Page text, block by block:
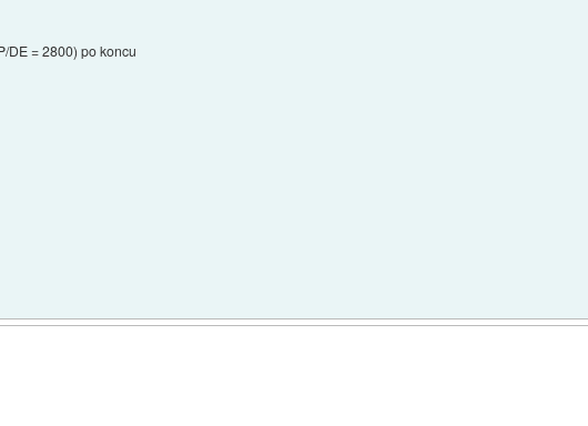
DE = 2800) po koncu